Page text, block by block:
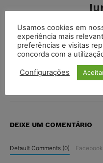
O Portal Juristas
uma comunidade
compartilhar suas
vez mais seu
DEIXE UM COMENTÁRIO
Default Comments (0)
Usamos cookies em
experiência mais
preferências e visitas
concorda com a
Configurações